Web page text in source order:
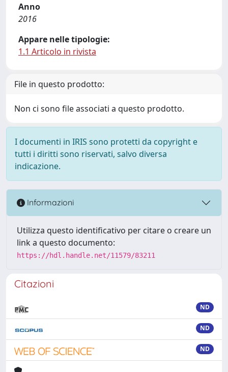
Anno
2016
Appare nelle tipologie:
1.1 Articolo in rivista
File in questo prodotto:
Non ci sono file associati a questo prodotto.
I documenti in IRIS sono protetti da copyright e
tutti i diritti sono riservati, salvo diversa
indicazione.
Informazioni
Utilizza questo identificativo per citare o creare un
link a questo documento:
https://hdl.handle.net/11579/83211
Citazioni
ND
ND
ND